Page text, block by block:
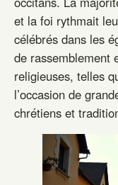
et la foi rythmait
célébrés dans les
de rassemblement
religieuses, telles
l’occasion de
chrétiens et